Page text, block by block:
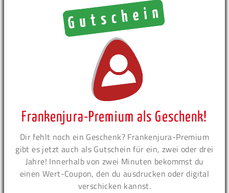
Frankenjura-Premium als Geschenk!
Dir fehlt noch ein Geschenk? Frankenjura-Premium
gibt es jetzt auch als Gutschein für ein, zwei oder drei
Jahre! Innerhalb von zwei Minuten bekommst du
einen Wert-Coupon, den du ausdrucken oder digital
verschicken kannst.